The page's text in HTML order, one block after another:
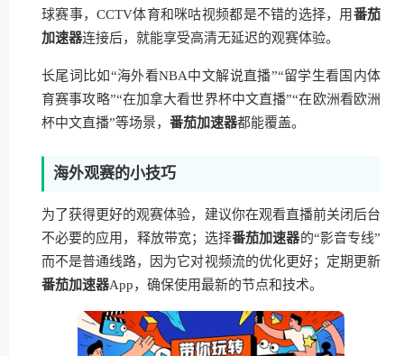
球赛事，CCTV体育和咪咕视频都是不错的选择，用番茄
加速器连接后，就能享受高清无延迟的观赛体验。
长尾词比如“海外看NBA中文解说直播”“留学生看国内体
育赛事攻略”“在加拿大看世界杯中文直播”“在欧洲看欧洲
杯中文直播”等场景， 番茄加速器都能覆盖。
海外观赛的小技巧
为了获得更好的观赛体验，建议你在观看直播前关闭后台
不必要的应用，释放带宽；选择番茄加速器的“影音专线”
而不是普通线路，因为它对视频流的优化更好；定期更新
番茄加速器App，确保使用最新的节点和技术。